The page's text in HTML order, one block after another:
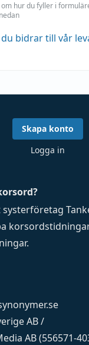
hur du fyller i
bidrar till vår
systerföretag
.
AB /
AB (556571-
Skapa konto
Logga in